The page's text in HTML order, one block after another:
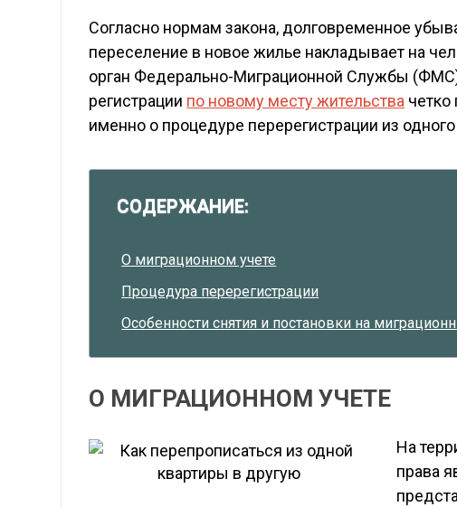
Согласно нормам закона, долговременное
переселение в новое жилье накладывает на
орган Федерально-Миграционной Службы
регистрации по новому месту жительства
именно о процедуре перерегистрации из
СОДЕРЖАНИЕ:
О миграционном учете
Процедура перерегистрации
Особенности снятия и постановки на
О МИГРАЦИОННОМ УЧЕТЕ
На
права